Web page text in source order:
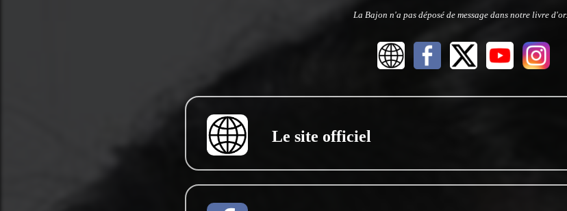
La Bajon n'a pas déposé de message dans notre livre d'or.
Le site officiel